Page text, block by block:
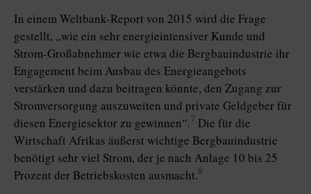
In einem Weltbank-Report von 2015 wird die Frage
gestellt, „wie ein sehr energieintensiver Kunde und
Strom-Großabnehmer wie etwa die Bergbauindustrie ihr
Engagement beim Ausbau des Energieangebots
verstärken und dazu beitragen könnte, den Zugang zur
Stromversorgung auszuweiten und private Geldgeber für
diesen Energiesektor zu gewinnen“.7 Die für die
Wirtschaft Afrikas äußerst wichtige Bergbauindustrie
benötigt sehr viel Strom, der je nach Anlage 10 bis 25
Prozent der Betriebskosten ausmacht.8